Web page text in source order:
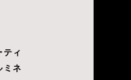
ィ
ミネ